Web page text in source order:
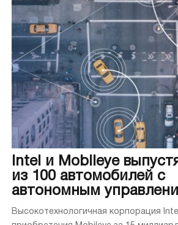
Intel и Mobileye
из 100 автомобилей с
автономным
Высокотехнологичная корпорация